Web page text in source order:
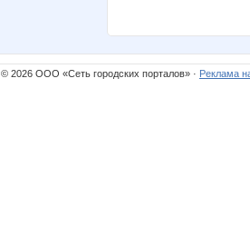
© 2026 ООО «Сеть городских порталов» · Реклама